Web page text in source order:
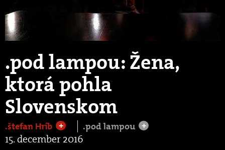
Video
.pod lampou: Žena,
ktorá pohla
Slovenskom
.štefan Hríb + .pod lampou +
15. december 2016